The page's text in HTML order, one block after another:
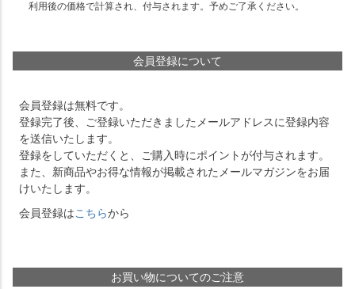
利用後の価格で計算され、付与されます。予めご了承ください。
会員登録について
会員登録は無料です。
登録完了後、ご登録いただきましたメールアドレスに登録内容
を送信いたします。
登録をしていただくと、ご購入時にポイントが付与されます。
また、新商品やお得な情報が掲載されたメールマガジンをお届
けいたします。
会員登録はこちらから
お買い物についてのご注意